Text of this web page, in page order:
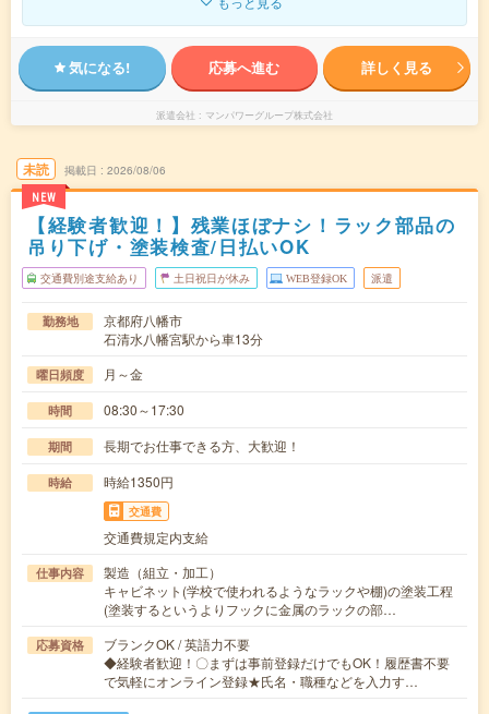
気になる! 応募へ進む 詳しく見る
派遣会社 マンパワーグループ株式会社
未読
NEW
掲載日 2026/08/06
【経験者歓迎！】残業ほぼナシ！ラック部品の
吊り下げ・塗装検査/日払いOK
交通費別途支給あり 土日祝日が休み WEB登録OK 派遣
勤務地
京都府八幡市
石清水八幡宮駅から車13分
曜日頻度 月～金
時間 08:30～17:30
期間 長期でお仕事できる方、大歓迎！
時給 時給1350円
交通費
交通費規定内支給
仕事内容
製造（組立・加工）
キャビネット(学校で使われるようなラックや棚)の塗装工程
(塗装するというよりフックに金属のラックの部…
応募資格
ブランクOK / 英語力不要
◆経験者歓迎！〇まずは事前登録だけでもOK！履歴書不要
で気軽にオンライン登録★氏名・職種などを入力す…